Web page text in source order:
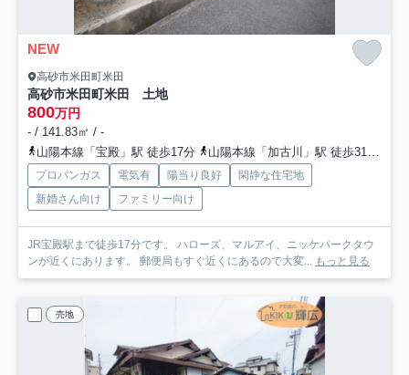
NEW
高砂市米田町米田
高砂市米田町米田 土地
800万円
- / 141.83㎡ / -
山陽本線「宝殿」駅 徒歩17分
山陽本線「加古川」駅 徒歩31分
プロパンガス 電気有 陽当り良好
閑静な住宅地
新婚さん向け
ファミリー向け
JR宝殿駅まで徒歩17分です。 ハローズ、マルアイ、ニッケパークタウ
ンが近くにあります。 郵便局もすぐ近くにあるので大変... もっと見る
売地